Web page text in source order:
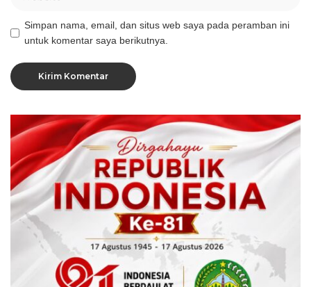
Simpan nama, email, dan situs web saya pada peramban ini
untuk komentar saya berikutnya.